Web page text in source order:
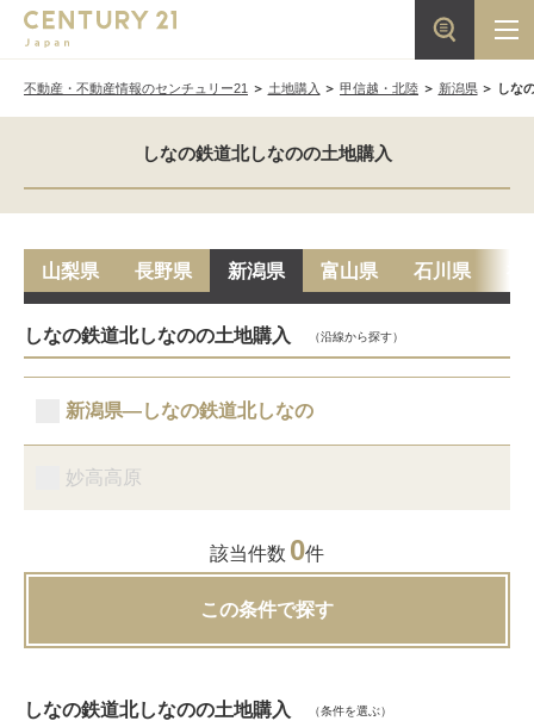
不動産・不動産情報のセンチュリー21 土地購入 甲信越・北陸 新潟県 しな
しなの鉄道北しなのの土地購入
山梨県 長野県 新潟県 富山県 石川県
しなの鉄道北しなのの土地購入 （沿線から探す）
新潟県―しなの鉄道北しなの
妙高高原
該当件数 0件
この条件で探す
しなの鉄道北しなのの土地購入 （条件を選ぶ）